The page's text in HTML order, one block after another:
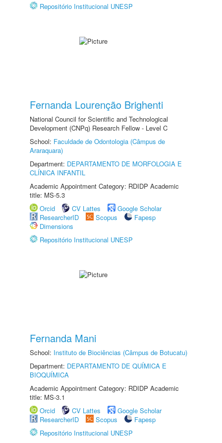
Repositório Institucional UNESP
Fernanda Lourenção Brighenti
National Council for Scientific and Technological
Development (CNPq) Research Fellow - Level C
School: Faculdade de Odontologia (Câmpus de
Araraquara)
Department: DEPARTAMENTO DE MORFOLOGIA E
CLÍNICA INFANTIL
Academic Appointment Category: RDIDP Academic
title: MS-5.3
Orcid
CV Lattes
Google Scholar
ResearcherID
Scopus
Fapesp
Dimensions
Repositório Institucional UNESP
Fernanda Mani
School: Instituto de Biociências (Câmpus de Botucatu)
Department: DEPARTAMENTO DE QUÍMICA E
BIOQUÍMICA
Academic Appointment Category: RDIDP Academic
title: MS-3.1
Orcid
CV Lattes
Google Scholar
ResearcherID
Scopus
Fapesp
Repositório Institucional UNESP